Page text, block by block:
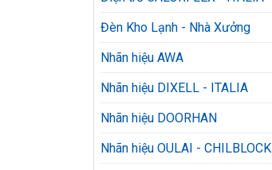
Đèn Kho Lạnh - Nhà Xưởng
Nhãn hiệu AWA
Nhãn hiệu DIXELL - ITALIA
Nhãn hiệu DOORHAN
Nhãn hiệu OULAI - CHILBLOCK